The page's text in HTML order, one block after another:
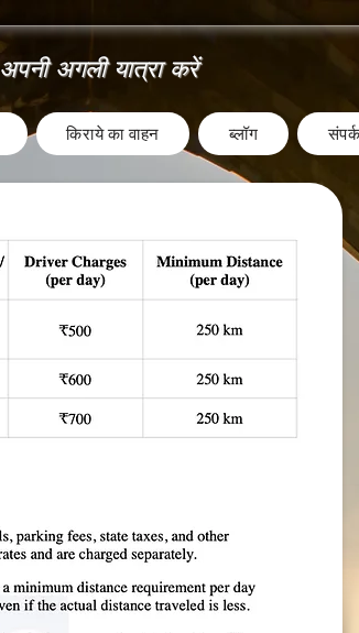
अपनी अगली यात्रा करें
किराये का वाहन ब्लॉग